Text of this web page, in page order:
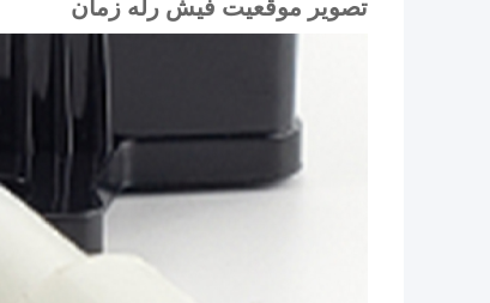
تصویر موقعیت فیش رله زمان